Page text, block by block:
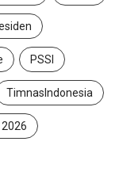
PSSI
TimnasIndonesia